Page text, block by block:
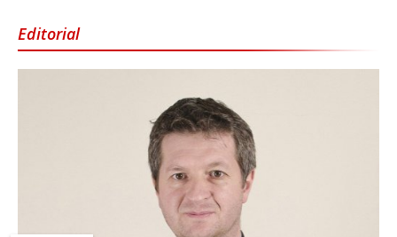
Editorial